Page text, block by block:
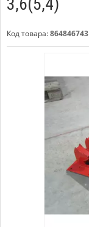
Код товара:864846743